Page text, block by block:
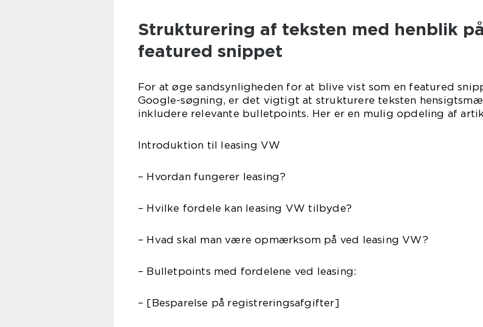
Strukturering af teksten med henblik på
featured snippet
For at øge sandsynligheden for at blive vist som en featured
Google-søgning, er det vigtigt at strukturere teksten
inkludere relevante bulletpoints. Her er en mulig opdeling af
Introduktion til leasing VW
– Hvordan fungerer leasing?
– Hvilke fordele kan leasing VW tilbyde?
– Hvad skal man være opmærksom på ved leasing VW?
– Bulletpoints med fordelene ved leasing:
– [Besparelse på registreringsafgifter]